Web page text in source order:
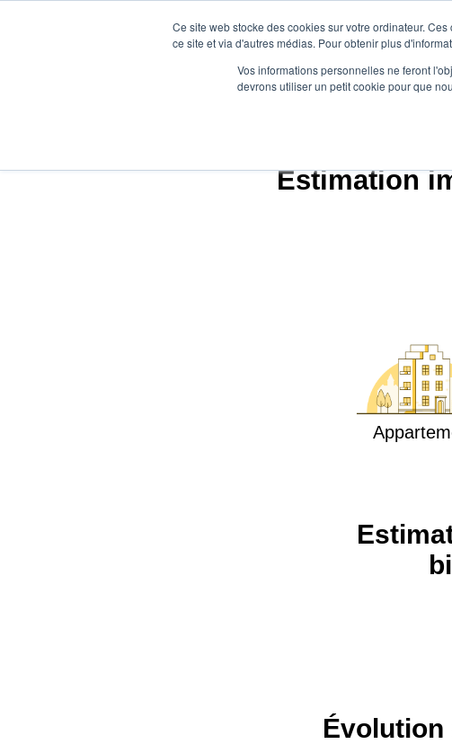
Ce site web stocke des cookies sur votre ordinateur.
ce site et via d'autres médias. Pour obtenir plus
Vos informations personnelles ne feront
devrons utiliser un petit cookie pour que
Estimation
Évolution